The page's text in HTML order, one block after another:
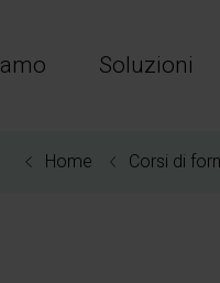
Soluzioni
Home Corsi di